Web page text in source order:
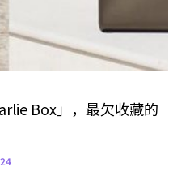
Box」，最欠收藏的